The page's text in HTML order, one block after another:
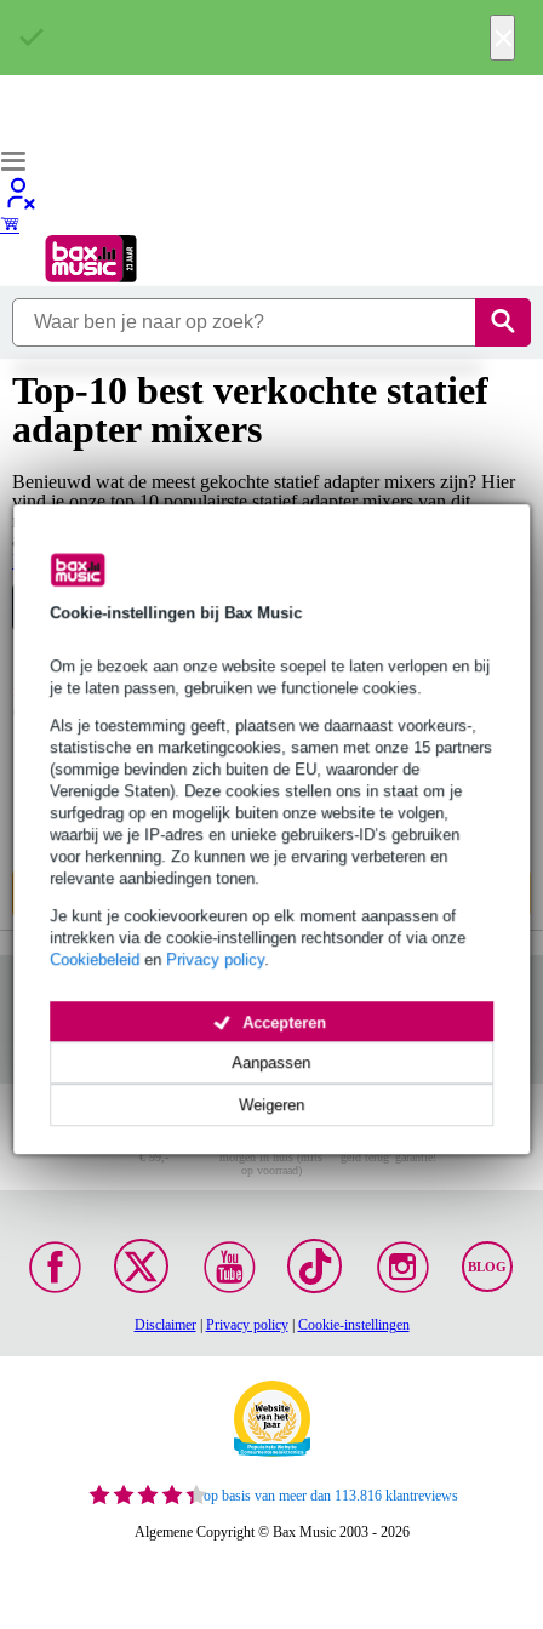
Cookie-instellingen bij Bax Music
Om je bezoek aan onze website soepel te laten verlopen en bij
je te laten passen, gebruiken we functionele cookies.
Als je toestemming geeft, plaatsen we daarnaast voorkeurs-,
statistische en marketingcookies, samen met onze 15 partners
(sommige bevinden zich buiten de EU, waaronder de
Verenigde Staten). Deze cookies stellen ons in staat om je
surfgedrag op en mogelijk buiten onze website te volgen,
waarbij we je IP-adres en unieke gebruikers-ID’s gebruiken
voor herkenning. Zo kunnen we je ervaring verbeteren en
relevante aanbiedingen tonen.
Je kunt je cookievoorkeuren op elk moment aanpassen of
intrekken via de cookie-instellingen rechtsonder of via onze
Cookiebeleid en Privacy policy.
Weigeren
Aanpassen
Accepteren
Top-10 best verkochte statief
adapter mixers
Benieuwd wat de meest gekochte statief adapter mixers zijn? Hier
vind je onze top 10 populairste statief adapter mixers van dit
moment. Staat er niet bij wat je zoekt? Ga dan naar 'Alle statief
adapter...
Lees meer…
statief adapter mixer
1.
5 reviews
Yamaha producten
Adviesprijs € 31,- € 22,-
Op voorraad
€ 99,-
morgen in huis (mits
op voorraad)
geld terug' garantie!
BLOG
Disclaimer| Privacy policy| Cookie-instellingen
op basis van meer dan 113.816 klantreviews
Algemene Copyright © Bax Music 2003 - 2026